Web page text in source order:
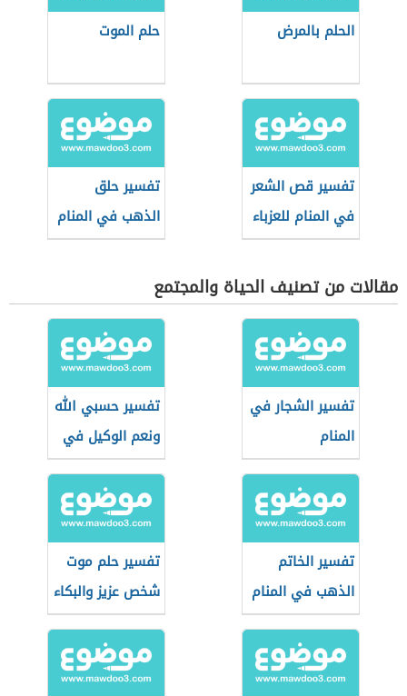
الحلم بالمرض حلم الموت
تفسير قص الشعر
في المنام للعزباء
تفسير حلق
الذهب في المنام
مقالات من تصنيف الحياة والمجتمع
تفسير الشجار في
المنام
تفسير حسبي الله
ونعم الوكيل في
المنام
تفسير الخاتم
الذهب في المنام
تفسير حلم موت
شخص عزيز والبكاء
عليه